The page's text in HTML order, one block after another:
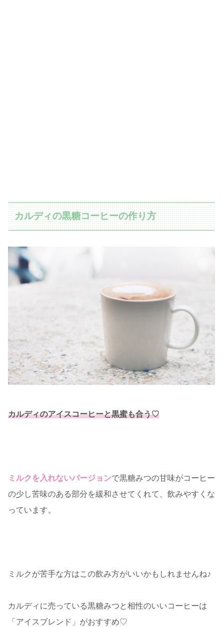
カルディの黒糖コーヒーの作り方
カルディのアイスコーヒーと黒蜜も合う♡
ミルクを入れないバージョンで黒糖みつの甘味がコーヒー
の少し苦味のある部分を緩和させてくれて、飲みやすくな
っています。
ミルクが苦手な方はこの飲み方がいいかもしれませんね♪
カルディに売っている黒糖みつと相性のいいコーヒーは
「アイスブレンド」がおすすめ♡